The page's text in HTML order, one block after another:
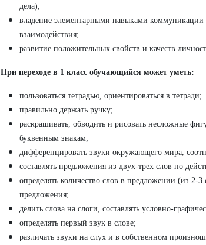
дела);
владение элементарными навыками
взаимодействия;
развитие положительных свойств и качеств
При переходе в 1 класс обучающийся может уметь:
пользоваться тетрадью, ориентироваться в тетради;
правильно держать ручку;
раскрашивать, обводить и рисовать несложные
буквенным знакам;
дифференцировать звуки окружающего мира,
составлять предложения из двух-трех слов по
определять количество слов в предложении (из 2-
предложения;
делить слова на слоги, составлять условно-
определять первый звук в слове;
различать звуки на слух и в собственном